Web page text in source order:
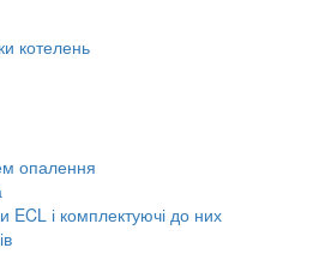
котелень
опалення
ECL і комплектуючі до них